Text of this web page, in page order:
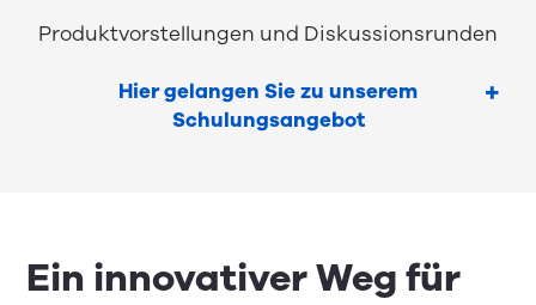
Produktvorstellungen und Diskussionsrunden
Hier gelangen Sie zu unserem
Schulungsangebot
Ein innovativer Weg für